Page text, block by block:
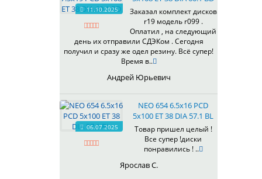
505
508
511
528
529
530
531
11.10.2025
Заказал комплект дисков
r19 модель r099 .
Оплатил , на следующий
день их отправили СДЭКом . Сегодня
получил и сразу же одел резину. Всё супер!
Время в..
Андрей Юрьевич
06.07.2025
NEO 654 6.5x16 PCD
5x100 ET 38 DIA 57.1 BL
Товар пришел целый !
Все супер !диски
понравились ! ..
Ярослав С.